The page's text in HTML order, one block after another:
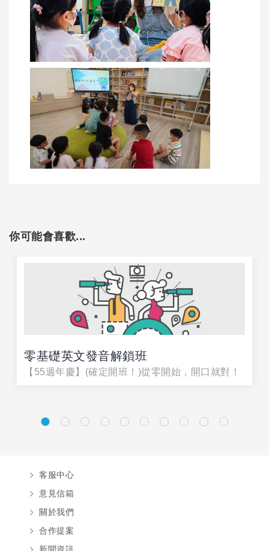
你可能會喜歡...
零基礎英文發音解鎖班
【55週年慶】(確定開班！)從零開始，開口就對！
客服中心
意見信箱
關於我們
合作提案